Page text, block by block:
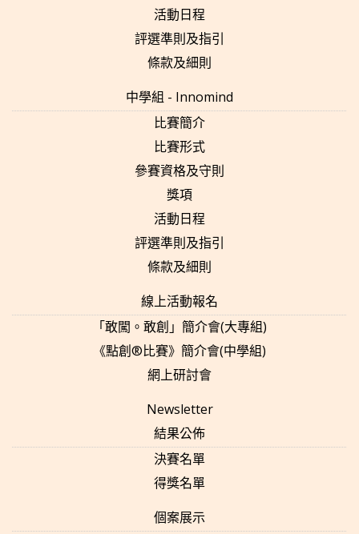
活動日程
評選準則及指引
條款及細則
中學組 - Innomind
比賽簡介
比賽形式
參賽資格及守則
獎項
活動日程
評選準則及指引
條款及細則
線上活動報名
「敢闖。敢創」簡介會(大專組)
《點創®比賽》簡介會(中學組)
網上研討會
Newsletter
結果公佈
決賽名單
得獎名單
個案展示